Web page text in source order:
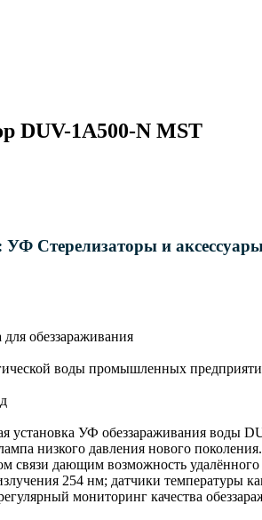
DUV-1A500-N MST
Стерелизаторы и
для обеззараживания
воды промышленных
установка УФ обеззараживания воды
низкого давления нового
связи дающим возможность
254 нм; датчики температуры
мониторинг качества